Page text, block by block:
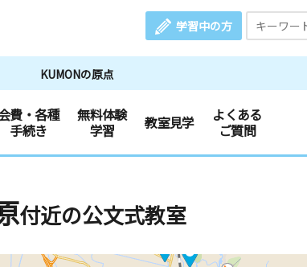
学習中の方
KUMONの原点
費・各種
手続き
無料体験
学習
教室見学
よくある
ご質問
付近の公文式教室